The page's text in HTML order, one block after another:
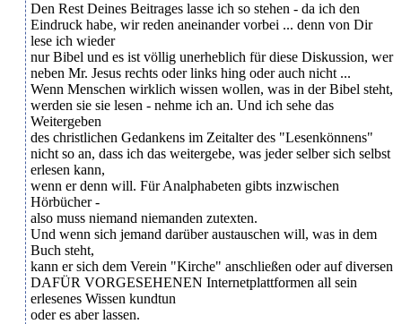
Den Rest Deines Beitrages lasse ich so stehen - da ich den
Eindruck habe, wir reden aneinander vorbei ... denn von Dir
lese ich wieder
nur Bibel und es ist völlig unerheblich für diese Diskussion, wer
neben Mr. Jesus rechts oder links hing oder auch nicht ...
Wenn Menschen wirklich wissen wollen, was in der Bibel steht,
werden sie sie lesen - nehme ich an. Und ich sehe das
Weitergeben
des christlichen Gedankens im Zeitalter des "Lesenkönnens"
nicht so an, dass ich das weitergebe, was jeder selber sich selbst
erlesen kann,
wenn er denn will. Für Analphabeten gibts inzwischen
Hörbücher -
also muss niemand niemanden zutexten.
Und wenn sich jemand darüber austauschen will, was in dem
Buch steht,
kann er sich dem Verein "Kirche" anschließen oder auf diversen
DAFÜR VORGESEHENEN Internetplattformen all sein
erlesenes Wissen kundtun
oder es aber lassen.